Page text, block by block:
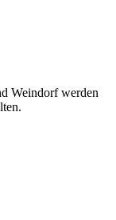
Weindorf werden